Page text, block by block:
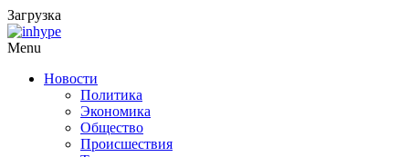
Загрузка
Menu
Новости
Политика
Экономика
Общество
Происшествия